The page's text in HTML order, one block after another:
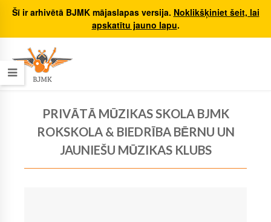
Šī ir arhivētā BJMK mājaslapas versija. Noklikšķiniet šeit, lai
apskatītu jauno lapu.
PRIVĀTĀ MŪZIKAS SKOLA BJMK
ROKSKOLA & BIEDRĪBA BĒRNU UN
JAUNIEŠU MŪZIKAS KLUBS